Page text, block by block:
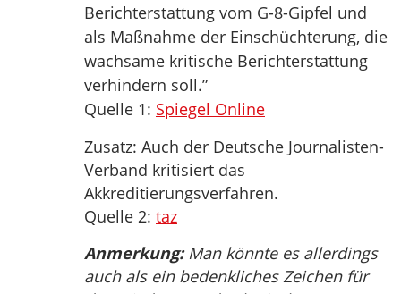
Berichterstattung vom G-8-Gipfel und
als Maßnahme der Einschüchterung, die
wachsame kritische Berichterstattung
verhindern soll.”
Quelle 1: Spiegel Online
Zusatz: Auch der Deutsche Journalisten-
Verband kritisiert das
Akkreditierungsverfahren.
Quelle 2: taz
Anmerkung:Man könnte es allerdings
auch als ein bedenkliches Zeichen für